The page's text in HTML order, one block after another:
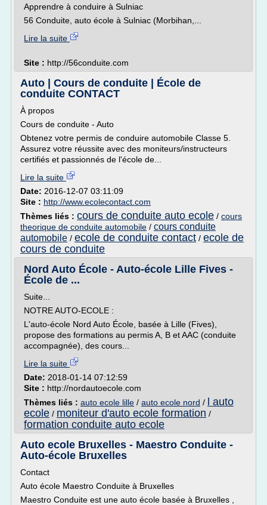
Apprendre à conduire à Sulniac
56 Conduite, auto école à Sulniac (Morbihan,...
Lire la suite
Site : http://56conduite.com
Auto | Cours de conduite | École de
conduite CONTACT
À propos
Cours de conduite - Auto
Obtenez votre permis de conduire automobile Classe 5.
Assurez votre réussite avec des moniteurs/instructeurs
certifiés et passionnés de l'école de...
Lire la suite
Date: 2016-12-07 03:11:09
Site : http://www.ecolecontact.com
Thèmes liés : cours de conduite auto ecole / cours
theorique de conduite automobile / cours conduite
automobile / ecole de conduite contact / ecole de
cours de conduite
Nord Auto École - Auto-école Lille Fives -
École de ...
Suite...
NOTRE AUTO-ECOLE :
L'auto-école Nord Auto École, basée à Lille (Fives),
propose des formations au permis A, B et AAC (conduite
accompagnée), des cours...
Lire la suite
Date: 2018-01-14 07:12:59
Site : http://nordautoecole.com
Thèmes liés : auto ecole lille / auto ecole nord /
l auto
ecole / moniteur d'auto ecole formation /
formation conduite auto ecole
Auto ecole Bruxelles - Maestro Conduite -
Auto-école Bruxelles
Contact
Auto école Maestro Conduite à Bruxelles
Maestro Conduite est une auto école basée à Bruxelles ,